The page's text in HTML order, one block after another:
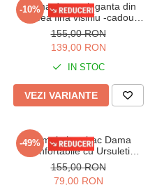
-10%
Pijama dama eleganta din
catifea fina visiniu -cadou
Craciun 3142
155,00 RON
139,00 RON
IN STOC
VEZI VARIANTE
-49%
Pijamale bumbac Dama
Confortabile cu Ursuleti
maro/albastru
155,00 RON
79,00 RON